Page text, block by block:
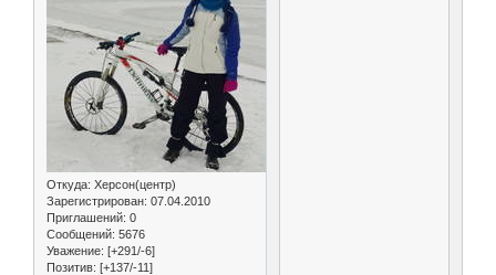
Откуда: Херсон(центр)
Зарегистрирован: 07.04.2010
Приглашений: 0
Сообщений: 5676
Уважение: [+291/-6]
Позитив: [+137/-11]